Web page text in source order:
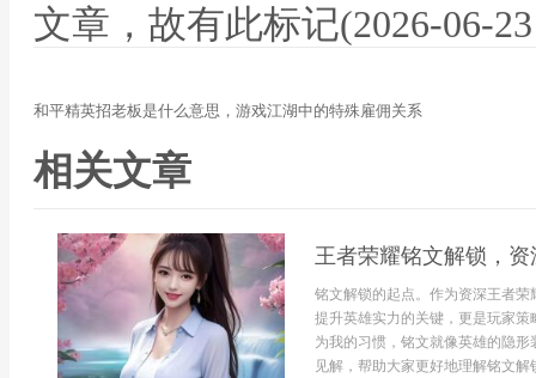
文章，故有此标记(2026-06-
和平精英招老板是什么意思，游戏江湖中的特殊雇佣关系
相关文章
王者荣耀铭文解锁，
铭文解锁的起点。作为资深王者
提升英雄实力的关键，更是玩家
为我的习惯，铭文就像英雄的隐
见解，帮助大家更好地理解铭文